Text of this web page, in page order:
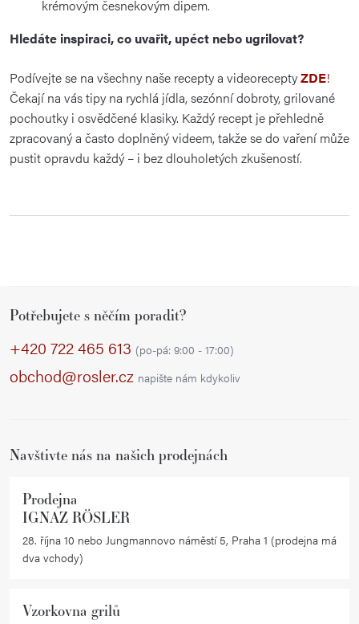
krémovým česnekovým dipem.
Hledáte inspiraci, co uvařit, upéct nebo ugrilovat?
Podívejte se na všechny naše recepty a videoreceptyZDE!
Čekají na vás tipy na rychlá jídla, sezónní dobroty, grilované
pochoutky i osvědčené klasiky. Každý recept je přehledně
zpracovaný a často doplněný videem, takže se do vaření může
pustit opravdu každý – i bez dlouholetých zkušeností.
Potřebujete s něčím poradit?
+420 722 465 613 (po-pá: 9:00 - 17:00)
obchod@rosler.cz napište nám kdykoliv
Navštivte nás na našich prodejnách
Prodejna
IGNAZ RÖSLER
28. října 10 nebo Jungmannovo náměstí 5, Praha 1 (prodejna má
dva vchody)
Vzorkovna grilů